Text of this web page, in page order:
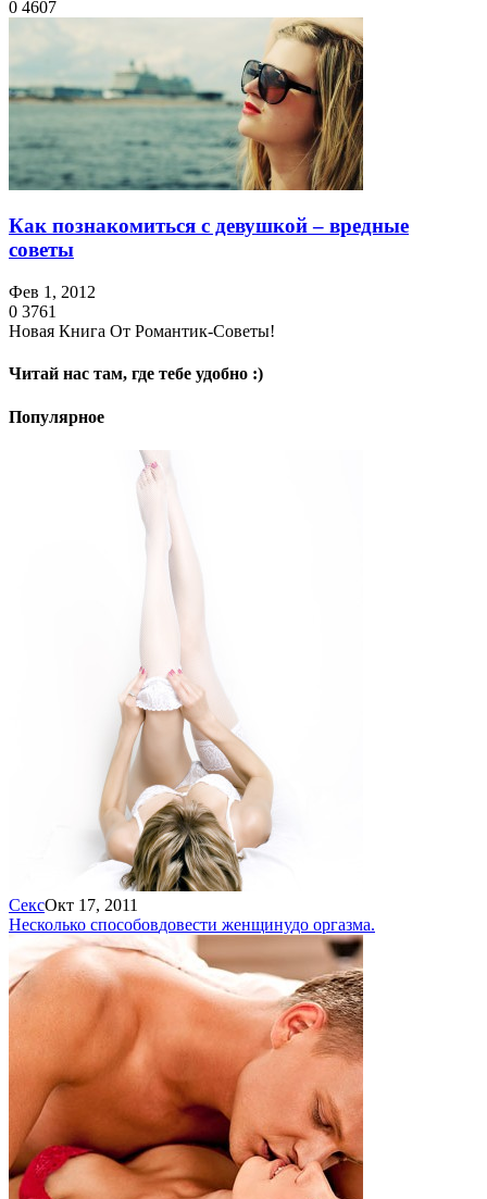
0 4607
Как познакомиться с девушкой – вредные
советы
Фев 1, 2012
0 3761
Новая Книга От Романтик-Советы!
Читай нас там, где тебе удобно :)
Популярное
СексОкт 17, 2011
Несколько способовдовести женщинудо оргазма.